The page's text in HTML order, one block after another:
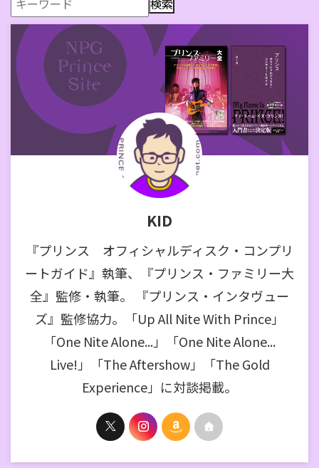
KID
『プリンス オフィシャルディスク・コンプリ
ートガイド』執筆、『プリンス・ファミリー大
全』監修・執筆。 『プリンス・インタヴュー
ズ』監修協力。「Up All Nite With Prince」
「One Nite Alone...」「One Nite Alone...
Live!」「The Aftershow」「The Gold
Experience」に対談掲載。